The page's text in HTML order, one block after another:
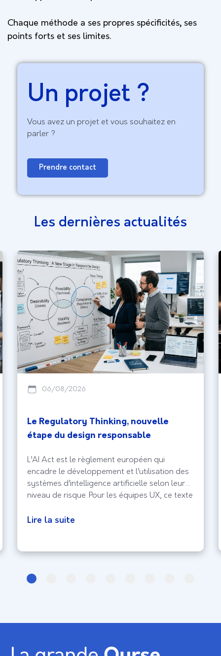
Chaque méthode a ses propres spécificités, ses
points forts et ses limites.
Un projet ?
Vous avez un projet et vous souhaitez en
parler ?
Prendre contact
Les dernières actualités
06/08/2026
Le Regulatory Thinking, nouvelle
étape du design responsable
L’AI Act est le règlement européen qui
encadre le développement et l’utilisation des
systèmes d’intelligence artificielle selon leur
niveau de risque. Pour les équipes UX, ce texte
plus être ajoutée à la fin du projet.
être pensés dès
Lire la suite